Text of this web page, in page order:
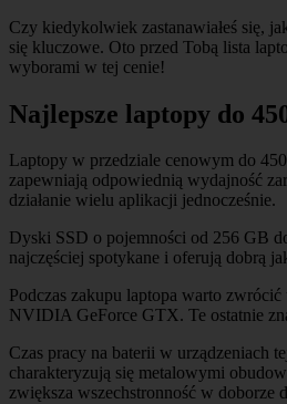
Czy kiedykolwiek zastanawiałeś się,
się kluczowe. Oto przed Tobą lista
wyborami w tej cenie!
Najlepsze laptopy do
Laptopy w przedziale cenowym do
zapewniają odpowiednią wydajność
działanie wielu aplikacji jednocześnie.
Dyski SSD o pojemności od 256 GB
najczęściej spotykane i oferują dobrą
Podczas zakupu laptopa warto
NVIDIA GeForce GTX. Te ostatnie
Czas pracy na baterii w urządzeniach
charakteryzują się metalowymi
zwiększa wszechstronność w